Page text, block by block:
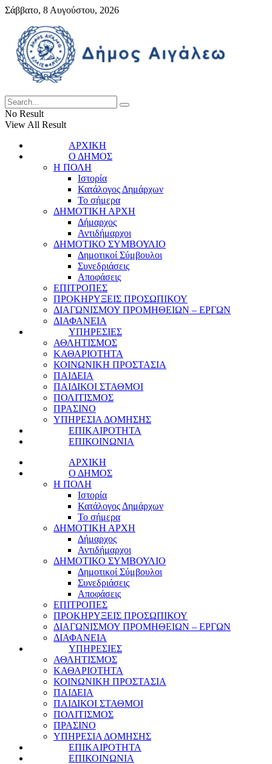
Σάββατο, 8 Αυγούστου, 2026
No Result
View All Result
ΑΡΧΙΚΗ
Ο ΔΗΜΟΣ
Η ΠΟΛΗ
Ιστορία
Κατάλογος Δημάρχων
Το σήμερα
ΔΗΜΟΤΙΚΗ ΑΡΧΗ
Δήμαρχος
Αντιδήμαρχοι
ΔΗΜΟΤΙΚΟ ΣΥΜΒΟΥΛΙΟ
Δημοτικοί Σύμβουλοι
Συνεδριάσεις
Αποφάσεις
ΕΠΙΤΡΟΠΕΣ
ΠΡΟΚΗΡΥΞΕΙΣ ΠΡΟΣΩΠΙΚΟΥ
ΔΙΑΓΩΝΙΣΜΟΥ ΠΡΟΜΗΘΕΙΩΝ – ΕΡΓΩΝ
ΔΙΑΦΑΝΕΙΑ
ΥΠΗΡΕΣΙΕΣ
ΑΘΛΗΤΙΣΜΟΣ
ΚΑΘΑΡΙΟΤΗΤΑ
ΚΟΙΝΩΝΙΚΗ ΠΡΟΣΤΑΣΙΑ
ΠΑΙΔΕΙΑ
ΠΑΙΔΙΚΟΙ ΣΤΑΘΜΟΙ
ΠΟΛΙΤΙΣΜΟΣ
ΠΡΑΣΙΝΟ
ΥΠΗΡΕΣΙΑ ΔΟΜΗΣΗΣ
ΕΠΙΚΑΙΡΟΤΗΤΑ
ΕΠΙΚΟΙΝΩΝΙΑ
ΑΡΧΙΚΗ
Ο ΔΗΜΟΣ
Η ΠΟΛΗ
Ιστορία
Κατάλογος Δημάρχων
Το σήμερα
ΔΗΜΟΤΙΚΗ ΑΡΧΗ
Δήμαρχος
Αντιδήμαρχοι
ΔΗΜΟΤΙΚΟ ΣΥΜΒΟΥΛΙΟ
Δημοτικοί Σύμβουλοι
Συνεδριάσεις
Αποφάσεις
ΕΠΙΤΡΟΠΕΣ
ΠΡΟΚΗΡΥΞΕΙΣ ΠΡΟΣΩΠΙΚΟΥ
ΔΙΑΓΩΝΙΣΜΟΥ ΠΡΟΜΗΘΕΙΩΝ – ΕΡΓΩΝ
ΔΙΑΦΑΝΕΙΑ
ΥΠΗΡΕΣΙΕΣ
ΑΘΛΗΤΙΣΜΟΣ
ΚΑΘΑΡΙΟΤΗΤΑ
ΚΟΙΝΩΝΙΚΗ ΠΡΟΣΤΑΣΙΑ
ΠΑΙΔΕΙΑ
ΠΑΙΔΙΚΟΙ ΣΤΑΘΜΟΙ
ΠΟΛΙΤΙΣΜΟΣ
ΠΡΑΣΙΝΟ
ΥΠΗΡΕΣΙΑ ΔΟΜΗΣΗΣ
ΕΠΙΚΑΙΡΟΤΗΤΑ
ΕΠΙΚΟΙΝΩΝΙΑ